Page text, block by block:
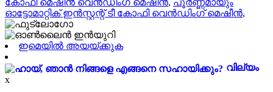
കോഫി മെഷീൻ വെൻഡിംഗ് മെഷീൻ, പൂർണ്ണമായും
ഓട്ടോമാറ്റിക് ഇൻസ്റ്റന്റ് ടീ ​​കോഫി വെൻഡിംഗ് മെഷീൻ,
ഇമെയിൽ അയയ്ക്കുക
വില്യം
x